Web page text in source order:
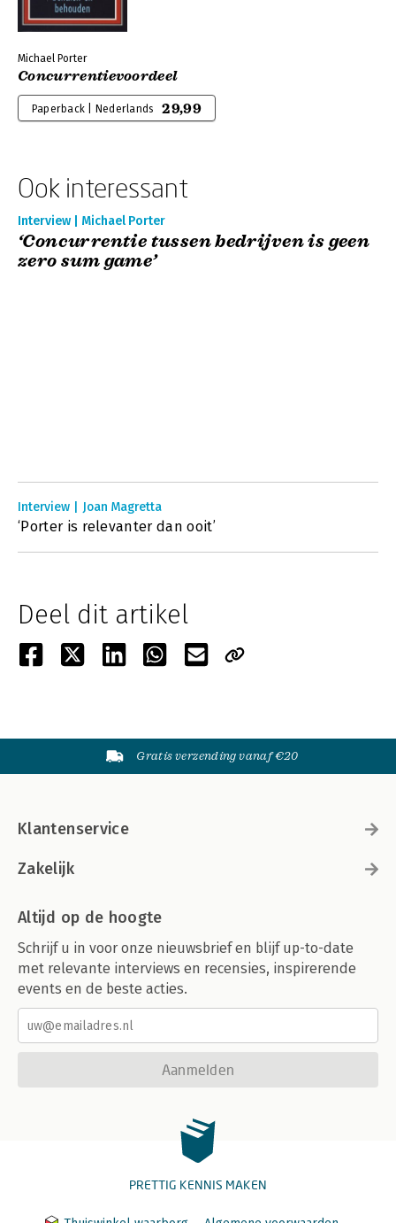
Michael Porter
Concurrentievoordeel
Paperback | Nederlands 29,99
Ook interessant
Interview | Michael Porter
‘Concurrentie tussen bedrijven is geen
zero sum game’
Interview | Joan Magretta
‘Porter is relevanter dan ooit’
Deel dit artikel
Gratis verzending vanaf €20
Klantenservice
Zakelijk
Altijd op de hoogte
Schrijf u in voor onze nieuwsbrief en blijf up-to-date
met relevante interviews en recensies, inspirerende
events en de beste acties.
Aanmelden
PRETTIG KENNIS MAKEN